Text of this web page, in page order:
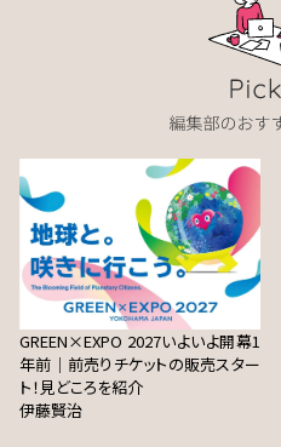
GREEN×EXPO 2027いよいよ開幕1
年前｜前売りチケットの販売スター
ト！見どころを紹介
伊藤賢治